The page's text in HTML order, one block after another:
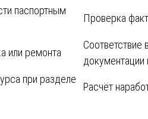
паспортным
Проверка
или ремонта
Соответствие
при разделе
Расчёт